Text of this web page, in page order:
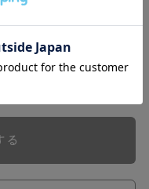
スの利用に関わる一
たり、本規約のほ
らず、本規約の一部
る